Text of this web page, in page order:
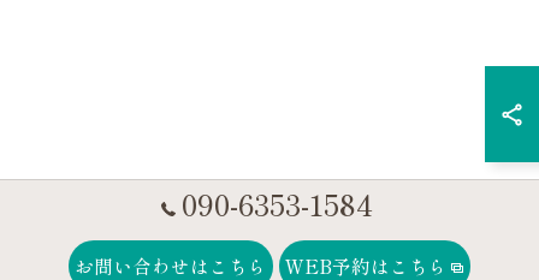
090-6353-1584
お問い合わせはこちら WEB予約はこちら